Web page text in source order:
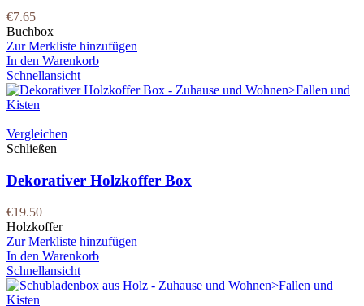
€7.65
Buchbox
Zur Merkliste hinzufügen
In den Warenkorb
Schnellansicht
Vergleichen
Schließen
Dekorativer Holzkoffer Box
€19.50
Holzkoffer
Zur Merkliste hinzufügen
In den Warenkorb
Schnellansicht